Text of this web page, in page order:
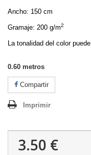
Ancho: 150 cm
Gramaje: 200 g/m2
La tonalidad del color
0.60 metros
Compartir
Imprimir
3.50 €